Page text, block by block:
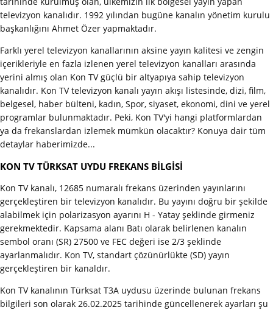
televizyon kanalıdır. 1992 yılından bugüne kanalın yönetim kurulu
başkanlığını Ahmet Özer yapmaktadır.
Farklı yerel televizyon kanallarının aksine yayın kalitesi ve zengin
içerikleriyle en fazla izlenen yerel televizyon kanalları arasında
yerini almış olan Kon TV güçlü bir altyapıya sahip televizyon
kanalıdır. Kon TV televizyon kanalı yayın akışı listesinde, dizi, film,
belgesel, haber bülteni, kadın, Spor, siyaset, ekonomi, dini ve yerel
programlar bulunmaktadır. Peki, Kon TV'yi hangi platformlardan
ya da frekanslardan izlemek mümkün olacaktır? Konuya dair tüm
detaylar haberimizde...
KON TV TÜRKSAT UYDU FREKANS BİLGİSİ
Kon TV kanalı, 12685 numaralı frekans üzerinden yayınlarını
gerçekleştiren bir televizyon kanalıdır. Bu yayını doğru bir şekilde
alabilmek için polarizasyon ayarını H - Yatay şeklinde girmeniz
gerekmektedir. Kapsama alanı Batı olarak belirlenen kanalın
sembol oranı (SR) 27500 ve FEC değeri ise 2/3 şeklinde
ayarlanmalıdır. Kon TV, standart çözünürlükte (SD) yayın
gerçekleştiren bir kanaldır.
Kon TV kanalının Türksat T3A uydusu üzerinde bulunan frekans
bilgileri son olarak 26.02.2025 tarihinde güncellenerek ayarları şu